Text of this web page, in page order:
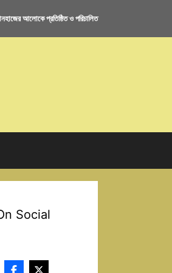
আলোকে প্রতিষ্ঠিত ও পরিচালিত
Social